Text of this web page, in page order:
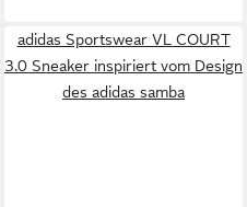
adidas Sportswear VL COURT
3.0 Sneaker inspiriert vom Design
des adidas samba